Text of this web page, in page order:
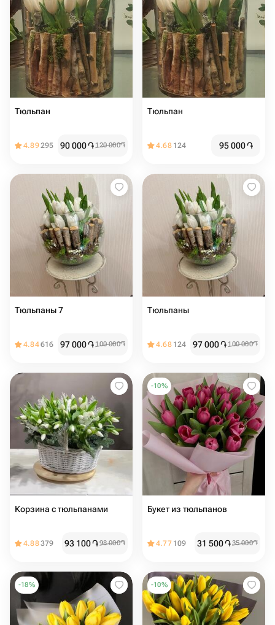
Тюльпан
4.89295 90 000֏ 120 000֏
Тюльпан
4.68 124 95 000֏
Тюльпаны 7
4.84616 97 000֏ 100 000֏
Тюльпаны
4.68 124 97 000֏ 100 000֏
Корзина с тюльпанами
4.88379 93 100֏98 000֏
-10%
Букет из тюльпанов
4.77 109 31 500֏35 000֏
-18% -10%